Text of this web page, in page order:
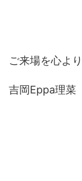
ご来場を心よ
吉岡Eppa理菜